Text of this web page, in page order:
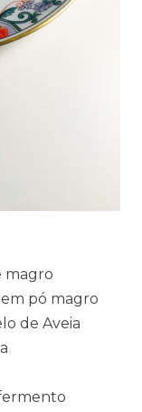
magro
pó magro
de Aveia